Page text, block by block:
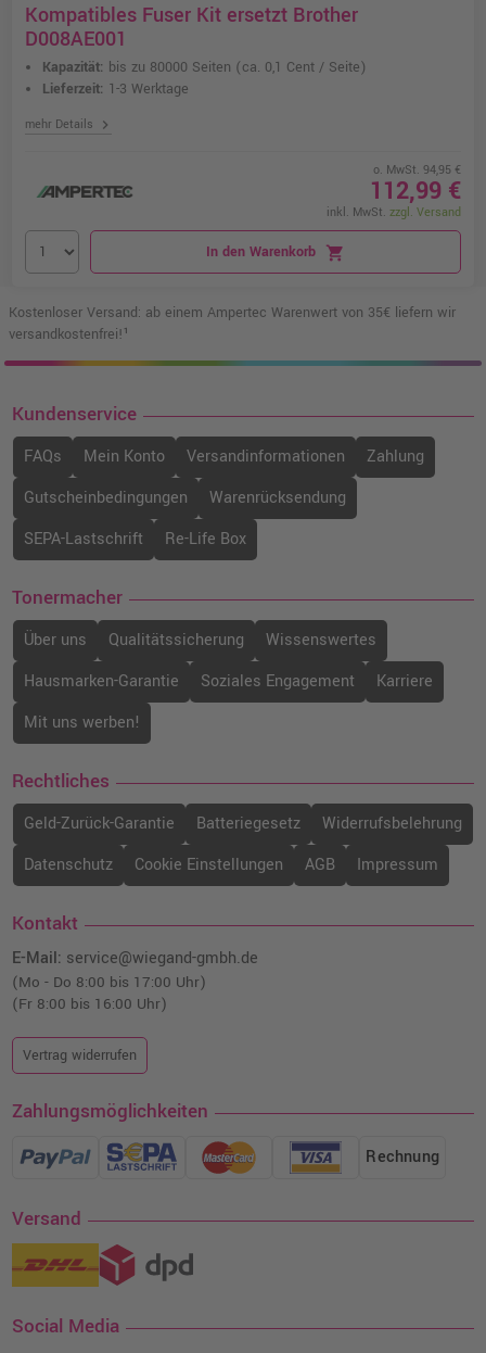
Kompatibles Fuser Kit ersetzt Brother
D008AE001
Kapazität: bis zu 80000 Seiten (ca. 0,1 Cent / Seite)
Lieferzeit: 1-3 Werktage
mehr Details chevron_right
o. MwSt. 94,95 €
112,99 €
inkl. MwSt. zzgl. Versand
In den Warenkorb shopping_cart
Kostenloser Versand: ab einem Ampertec Warenwert von 35€ liefern wir
versandkostenfrei!¹
Kundenservice
FAQs Mein Konto Versandinformationen
Zahlung
Gutscheinbedingungen
Warenrücksendung
SEPA-Lastschrift
Re-Life Box
Tonermacher
Über uns Qualitätssicherung
Wissenswertes
Hausmarken-Garantie
Soziales Engagement
Karriere
Mit uns werben!
Rechtliches
Geld-Zurück-Garantie Batteriegesetz
Widerrufsbelehrung
Datenschutz
Cookie Einstellungen AGB Impressum
Kontakt
E-Mail: service@wiegand-gmbh.de
(Mo - Do 8:00 bis 17:00 Uhr)
(Fr 8:00 bis 16:00 Uhr)
Vertrag widerrufen
Zahlungsmöglichkeiten
Rechnung
Versand
Social Media